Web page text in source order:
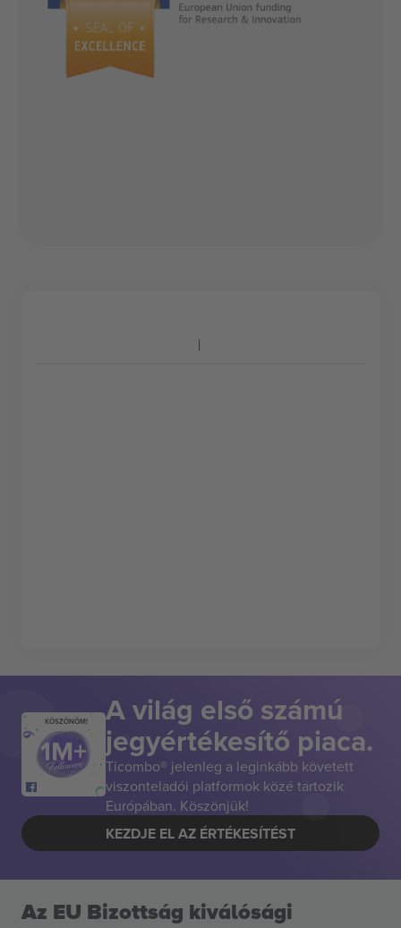
KÖSZÖNÖM! A világ első számú
jegyértékesítő piaca.
Ticombo® jelenleg a leginkább követett
viszonteladói platformok közé tartozik
Európában. Köszönjük!
KEZDJE EL AZ ÉRTÉKESÍTÉST
Az EU Bizottság kiválósági